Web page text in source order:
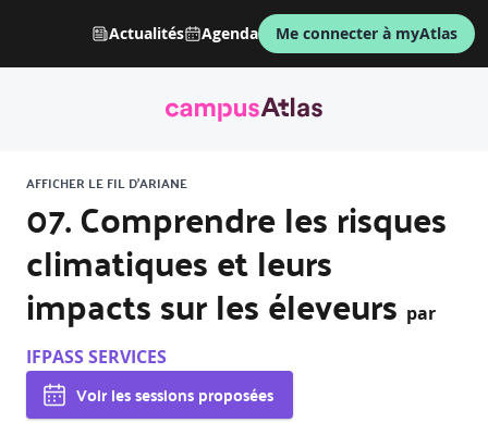
Actualités Agenda Me connecter à myAtlas
AFFICHER LE FIL D'ARIANE
07. Comprendre les risques
climatiques et leurs
impacts sur les éleveurs par
IFPASS SERVICES
Voir les sessions proposées